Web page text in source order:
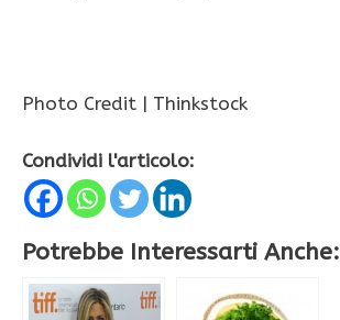
Photo Credit | Thinkstock
Condividi l'articolo:
Potrebbe Interessarti Anche: